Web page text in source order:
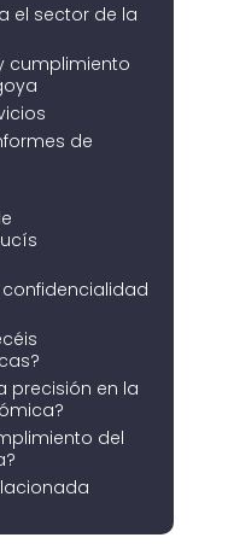
el sector de la
cumplimiento
de
precisión en la
del